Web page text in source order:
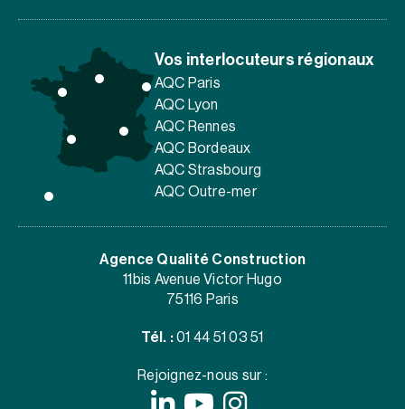
Vos interlocuteurs régionaux
AQC Paris
AQC Lyon
AQC Rennes
AQC Bordeaux
AQC Strasbourg
AQC Outre-mer
Agence Qualité Construction
11bis Avenue Victor Hugo
75116 Paris
Tél. : 01 44 51 03 51
Rejoignez-nous sur :